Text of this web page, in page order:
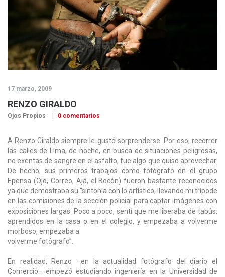
17 marzo, 2009
RENZO GIRALDO
Ojos Propios 0 comentarios
A Renzo Giraldo siempre le gustó sorprenderse. Por eso, recorrer
las calles de Lima, de noche, en busca de situaciones peligrosas,
no exentas de sangre en el asfalto, fue algo que quiso aprovechar.
De hecho, sus primeros trabajos como fotógrafo en el grupo
Epensa (Ojo, Correo, Ajá, el Bocón) fueron bastante reconocidos
ya que demostraba su “sintonía con lo artístico, llevando mi trípode
en las comisiones de la sección policial para captar imágenes con
exposiciones largas. Poco a poco, sentí que me liberaba de tabús,
aprendidos en la casa o en el colegio, y empezaba a volverme
morboso, empezaba a
volverme fotógrafo”.
En realidad, Renzo –en la actualidad fotógrafo del diario el
Comercio– empezó estudiando ingeniería en la Universidad de